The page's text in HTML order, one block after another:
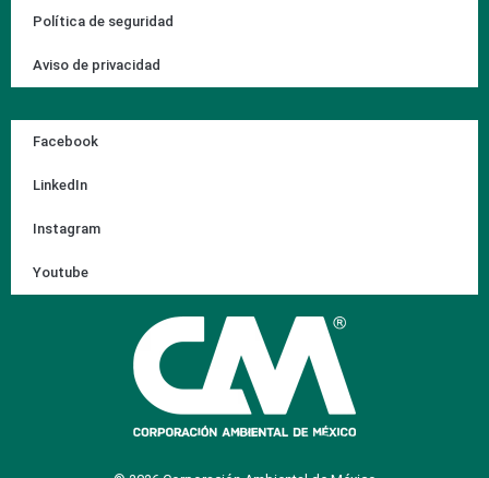
Política de seguridad
Aviso de privacidad
Facebook
LinkedIn
Instagram
Youtube